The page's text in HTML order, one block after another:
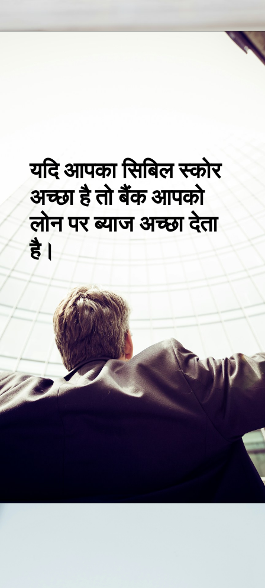
यदि आपका सिबिल स्कोर
अच्छा है तो बैंक आपको
लोन पर ब्याज अच्छा देता
है।